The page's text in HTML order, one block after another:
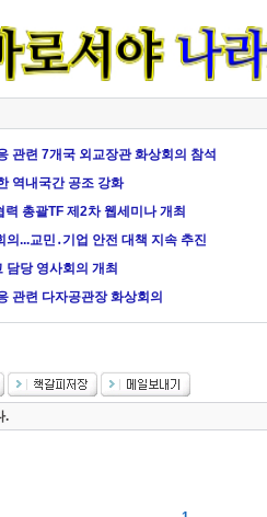
관련 7개국 외교장관 화상회의 참석
역내국간 공조 강화
총괄TF 제2차 웹세미나 개최
의...교민․기업 안전 대책 지속 추진
담당 영사회의 개최
관련 다자공관장 화상회의
.